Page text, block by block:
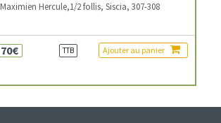
Maximien Hercule,1/2 follis, Siscia, 307-308
70€ TTB Ajouter au panier